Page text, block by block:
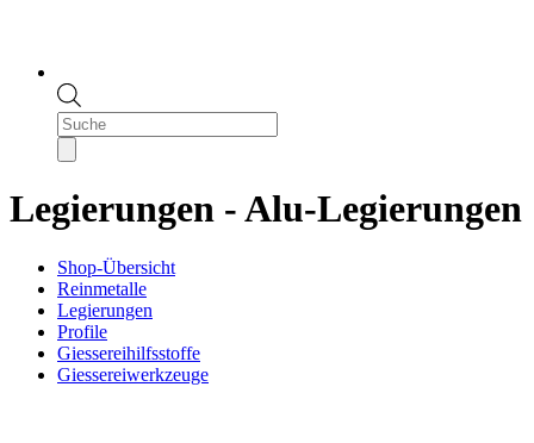
Products
search
Legierungen - Alu-Legierungen
Shop-Übersicht
Reinmetalle
Legierungen
Profile
Giessereihilfsstoffe
Giessereiwerkzeuge